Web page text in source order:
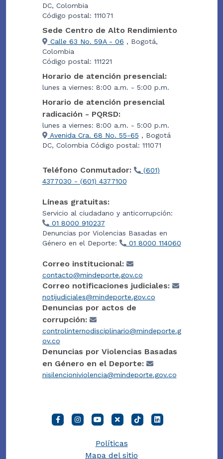
DC, Colombia
Código postal: 111071
Sede Centro de Alto Rendimiento
Calle 63 No. 59A - 06 , Bogotá,
Colombia
Código postal: 111221
Horario de atención presencial:
lunes a viernes: 8:00 a.m. - 5:00 p.m.
Horario de atención presencial
radicación - PQRSD:
lunes a viernes: 8:00 a.m. - 5:00 p.m.
Avenida Cra. 68 No. 55-65 , Bogotá
DC, Colombia Código postal: 111071
Teléfono Conmutador:
(601)
4377030 - (601) 4377100
Líneas gratuitas:
Servicio al ciudadano y anticorrupción:
01 8000 910237
Denuncias por Violencias Basadas en
Género en el Deporte:
01 8000 114060
Correo institucional:
contacto@mindeporte.gov.co
Correo notificaciones judiciales:
notijudiciales@mindeporte.gov.co
Denuncias por actos de
corrupción:
controlinternodisciplinario@mindeporte.g
ov.co
Denuncias por Violencias Basadas
en Género en el Deporte:
nisilencioniviolencia@mindeporte.gov.co
Políticas
Mapa del sitio